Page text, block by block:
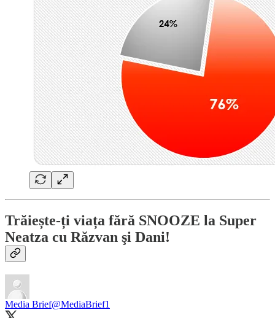
Trăiește-ți viața fără SNOOZE la Super
Neatza cu Răzvan şi Dani!
Media Brief@MediaBrief1